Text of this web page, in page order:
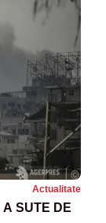
Actualitate
SUTE DE